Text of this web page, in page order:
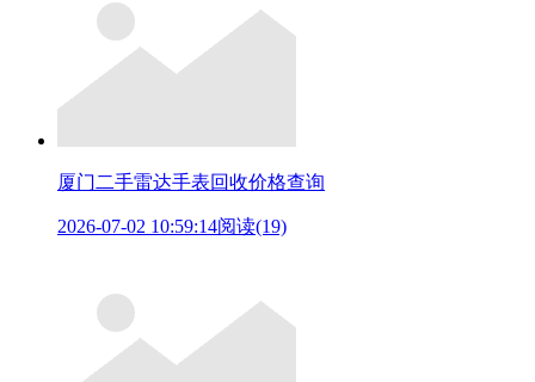
厦门二手雷达手表回收价格查询
2026-07-02 10:59:14阅读(19)